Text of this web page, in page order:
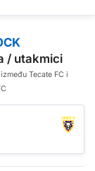
/ utakmici
Tecate FC i